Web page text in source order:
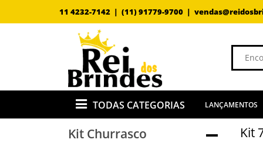
11 4232-7142 | (11) 91779-9700 |
TODAS CATEGORIAS LANÇAMENTOS
Kit Churrasco Kit